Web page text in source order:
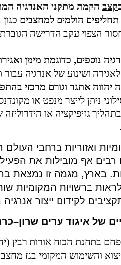
קצב הקמת מתקני האנרגיה
תחליפים הולמים למחצבים
הצפוי עקב הדרישה
נוספים, כדוגמת מימן
ושינוע של אנרגיה
יהווה אתגר וגורם מרכזי
ניתן לייצר מנפט או
בתהליך גזיפיקציה או
ואזוריות ברחבי
רבים אף מובילות את
בארץ, מגמה זו נמצאת
ברשויות המקומיות
לקידום ייצור
של איגוד ערים שרון–
רבין (יחידות 1-4 היו אמורות לסיים פעילותן
והשימוש המקומי בגז